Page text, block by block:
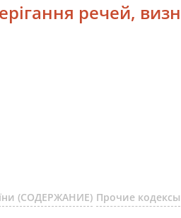
речей,
(СОДЕРЖАНИЕ) Прочие кодексы